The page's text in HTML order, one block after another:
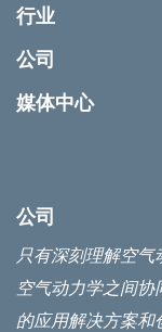
行业
公司
媒体中心
公司
只有深刻理解空
空气动力学之间
的应用解决方案和